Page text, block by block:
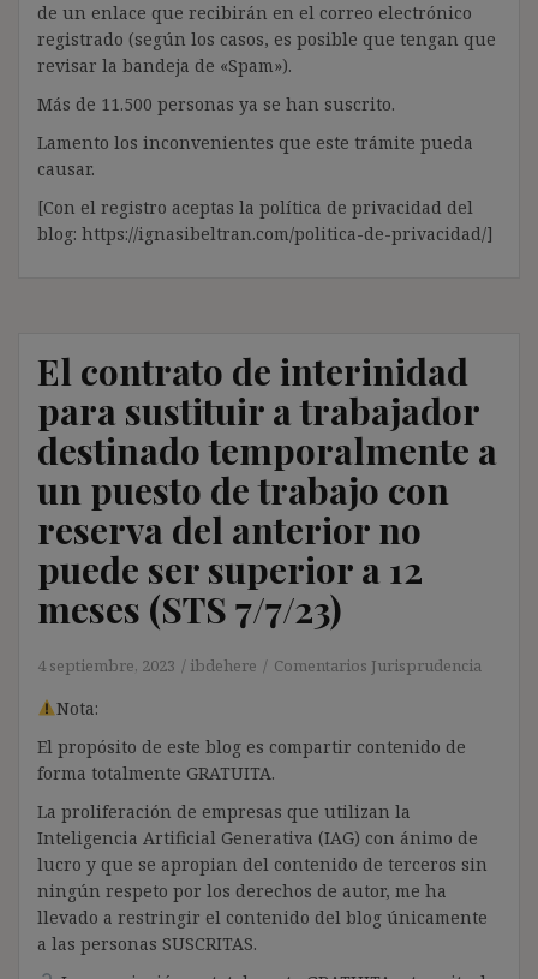
de un enlace que recibirán en el correo electrónico
registrado (según los casos, es posible que tengan que
revisar la bandeja de «Spam»).
Más de 11.500 personas ya se han suscrito.
Lamento los inconvenientes que este trámite pueda
causar.
[Con el registro aceptas la política de privacidad del
blog: https://ignasibeltran.com/politica-de-privacidad/]
El contrato de interinidad
para sustituir a trabajador
destinado temporalmente a
un puesto de trabajo con
reserva del anterior no
puede ser superior a 12
meses (STS 7/7/23)
4 septiembre, 2023 ibdehere Comentarios Jurisprudencia
Nota:
El propósito de este blog es compartir contenido de
forma totalmente GRATUITA.
La proliferación de empresas que utilizan la
Inteligencia Artificial Generativa (IAG) con ánimo de
lucro y que se apropian del contenido de terceros sin
ningún respeto por los derechos de autor, me ha
llevado a restringir el contenido del blog únicamente
a las personas SUSCRITAS.